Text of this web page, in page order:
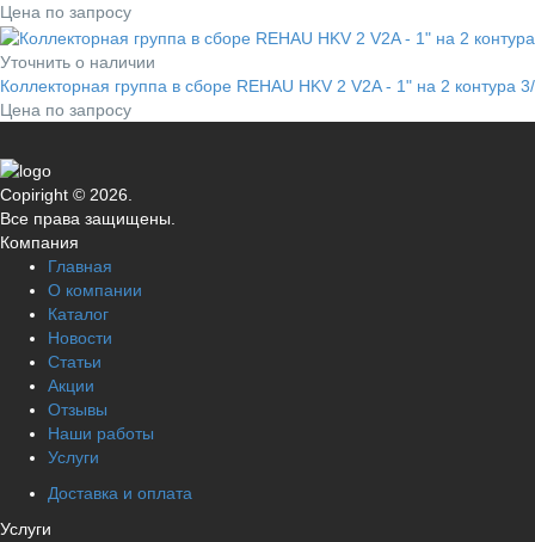
Цена по запросу
Уточнить о наличии
Коллекторная группа в сборе REHAU HKV 2 V2A - 1" на 2 контура
Цена по запросу
Copiright © 2026.
Все права защищены.
Компания
Главная
О компании
Каталог
Новости
Статьи
Акции
Отзывы
Наши работы
Услуги
Доставка и оплата
Услуги